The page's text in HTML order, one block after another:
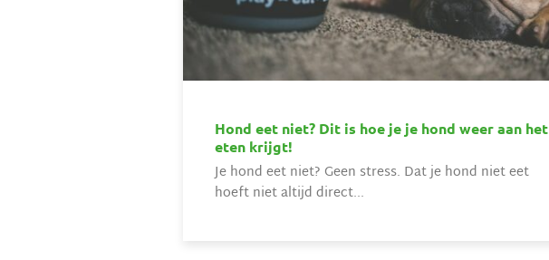
Hond eet niet? Dit is hoe je je hond weer aan het
eten krijgt!
Je hond eet niet? Geen stress. Dat je hond niet eet
hoeft niet altijd direct...